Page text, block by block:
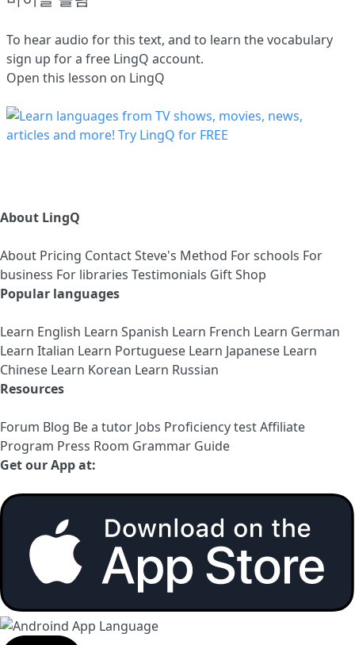
To hear audio for this text, and to learn the vocabulary
sign up for a free LingQ account.
Open this lesson on LingQ
About LingQ
About Pricing ContactSteve's Method For schools For
business For libraries Testimonials Gift Shop
Popular languages
Learn English Learn Spanish Learn French Learn German
Learn Italian Learn Portuguese Learn Japanese Learn
Chinese Learn Korean Learn Russian
Resources
Forum Blog Be a tutor Jobs Proficiency testAffiliate
Program Press Room Grammar Guide
Get our App at: